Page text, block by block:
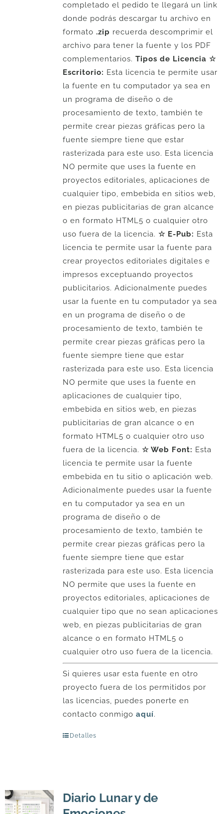
completado el pedido te llegará un link
donde podrás descargar tu archivo en
formato .zip recuerda descomprimir el
archivo para tener la fuente y los PDF
complementarios. Tipos de Licencia ☆
Escritorio: Esta licencia te permite usar
la fuente en tu computador ya sea en
un programa de diseño o de
procesamiento de texto, también te
permite crear piezas gráficas pero la
fuente siempre tiene que estar
rasterizada para este uso. Esta licencia
NO permite que uses la fuente en
proyectos editoriales, aplicaciones de
cualquier tipo, embebida en sitios web,
en piezas publicitarias de gran alcance
o en formato HTML5 o cualquier otro
uso fuera de la licencia. ☆ E-Pub: Esta
licencia te permite usar la fuente para
crear proyectos editoriales digitales e
impresos exceptuando proyectos
publicitarios. Adicionalmente puedes
usar la fuente en tu computador ya sea
en un programa de diseño o de
procesamiento de texto, también te
permite crear piezas gráficas pero la
fuente siempre tiene que estar
rasterizada para este uso. Esta licencia
NO permite que uses la fuente en
aplicaciones de cualquier tipo,
embebida en sitios web, en piezas
publicitarias de gran alcance o en
formato HTML5 o cualquier otro uso
fuera de la licencia. ☆ Web Font: Esta
licencia te permite usar la fuente
embebida en tu sitio o aplicación web.
Adicionalmente puedes usar la fuente
en tu computador ya sea en un
programa de diseño o de
procesamiento de texto, también te
permite crear piezas gráficas pero la
fuente siempre tiene que estar
rasterizada para este uso. Esta licencia
NO permite que uses la fuente en
proyectos editoriales, aplicaciones de
cualquier tipo que no sean aplicaciones
web, en piezas publicitarias de gran
alcance o en formato HTML5 o
cualquier otro uso fuera de la licencia.
Si quieres usar esta fuente en otro
proyecto fuera de los permitidos por
las licencias, puedes ponerte en
contacto conmigo aquí.
Detalles
Diario Lunar y de